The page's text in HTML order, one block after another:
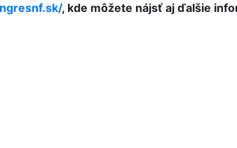
, kde môžete nájsť aj ďalšie